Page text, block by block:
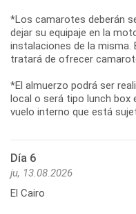
*Los camarotes deberán
dejar su equipaje en la
instalaciones de la misma.
tratará de ofrecer
*El almuerzo podrá ser
local o será tipo lunch box
vuelo interno que está
Día 6
ju, 13.08.2026
El Cairo